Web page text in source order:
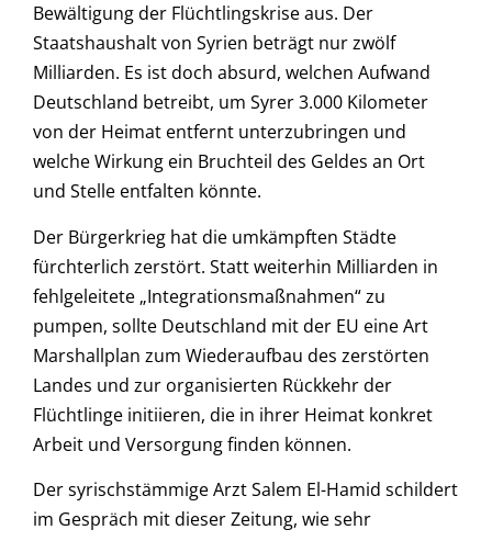
Bewältigung der Flüchtlingskrise aus. Der
Staatshaushalt von Syrien beträgt nur zwölf
Milliarden. Es ist doch absurd, welchen Aufwand
Deutschland betreibt, um Syrer 3.000 Kilometer
von der Heimat entfernt unterzubringen und
welche Wirkung ein Bruchteil des Geldes an Ort
und Stelle entfalten könnte.
Der Bürgerkrieg hat die umkämpften Städte
fürchterlich zerstört. Statt weiterhin Milliarden in
fehlgeleitete „Integrationsmaßnahmen“ zu
pumpen, sollte Deutschland mit der EU eine Art
Marshallplan zum Wiederaufbau des zerstörten
Landes und zur organisierten Rückkehr der
Flüchtlinge initiieren, die in ihrer Heimat konkret
Arbeit und Versorgung finden können.
Der syrischstämmige Arzt Salem El-Hamid schildert
im Gespräch mit dieser Zeitung, wie sehr